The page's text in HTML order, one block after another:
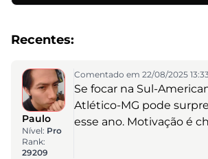
Recentes:
Paulo
Nível: Pro
Rank:
29209
Comentado em 22/08/2025 13:33
Se focar na Sul-
Atlético-MG pode
esse ano. Motivação é